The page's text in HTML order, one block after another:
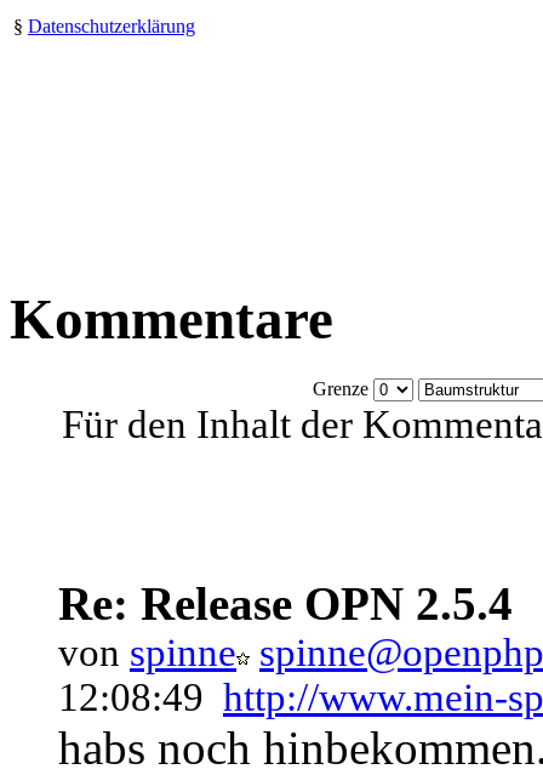
§ Datenschutzerklärung
Kommentare
Grenze
Für den Inhalt der
Re: Release OPN 2.5.4
von spinne
12:08:49 http://www.mein-
habs noch